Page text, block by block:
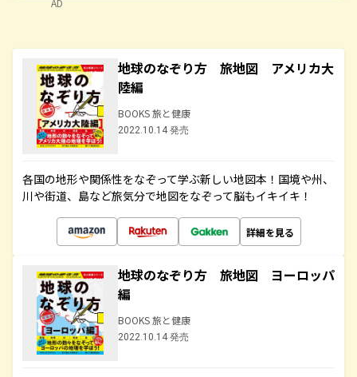
AD
地球のなぞり方 旅地図 アメリカ大
陸編
BOOKS 旅と健康
2022.10.14 発売
各国の地形や関係性をなぞって学ぶ新しい地図本！国境や州、
川や街道、島など旅気分で地図をなぞって脳もイキイキ！
詳細を見る
地球のなぞり方 旅地図 ヨーロッパ
編
BOOKS 旅と健康
2022.10.14 発売